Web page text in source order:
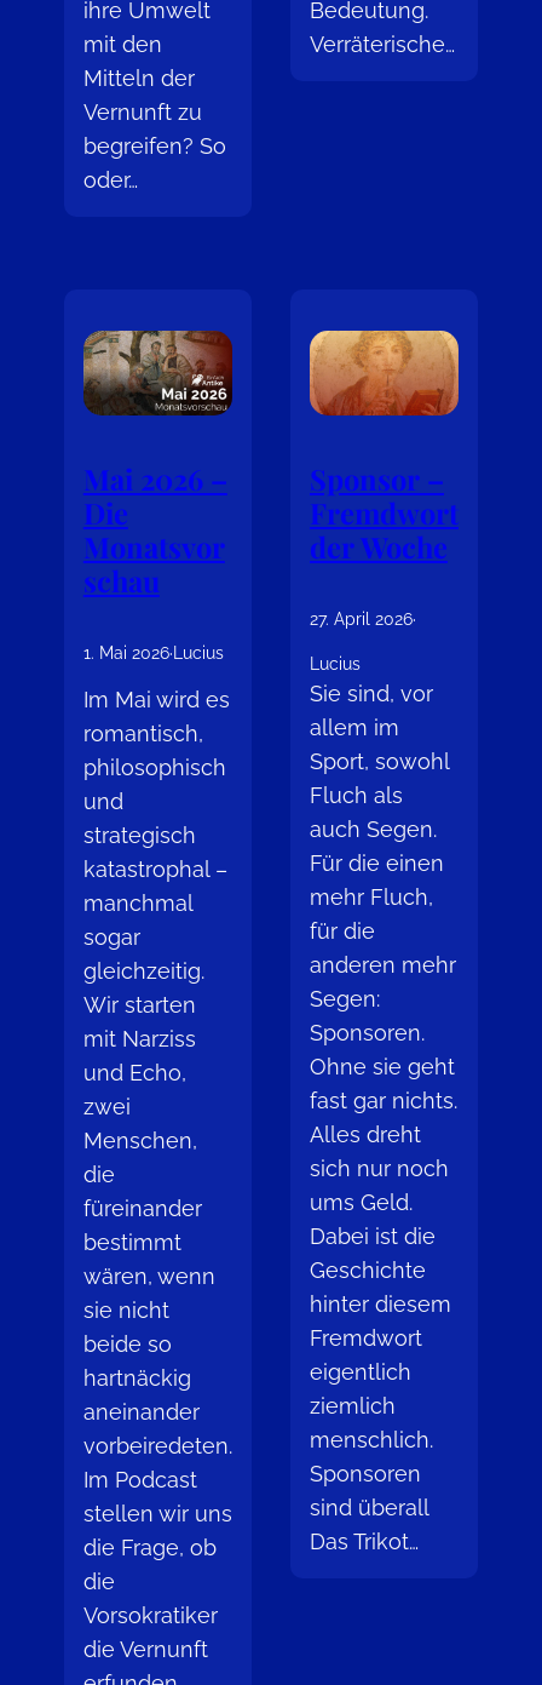
ihre Umwelt
mit den
Mitteln der
Vernunft zu
begreifen? So
oder…
Bedeutung.
Verräterische…
Mai 2026 –
Die
Monatsvor
schau
1. Mai 2026·Lucius
Im Mai wird es
romantisch,
philosophisch
und
strategisch
katastrophal –
manchmal
sogar
gleichzeitig.
Wir starten
mit Narziss
und Echo,
zwei
Menschen,
die
füreinander
bestimmt
wären, wenn
sie nicht
beide so
hartnäckig
aneinander
vorbeiredeten.
Im Podcast
stellen wir uns
die Frage, ob
die
Vorsokratiker
die Vernunft
Sponsor –
Fremdwort
der Woche
27. April 2026·
Lucius
Sie sind, vor
allem im
Sport, sowohl
Fluch als
auch Segen.
Für die einen
mehr Fluch,
für die
anderen mehr
Segen:
Sponsoren.
Ohne sie geht
fast gar nichts.
Alles dreht
sich nur noch
ums Geld.
Dabei ist die
Geschichte
hinter diesem
Fremdwort
eigentlich
ziemlich
menschlich.
Sponsoren
sind überall
Das Trikot…